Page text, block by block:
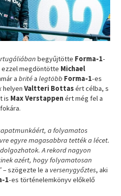
begyűjtötte Forma-1-
ezzel megdöntötte Michael
abritéalegtöbb Forma-1-es
helyenValtteri Bottasért célba, s
is Max Verstappenért még fel a
a folyamatos
egyre magasabbra tették a lécet.
A rekord nagyon
azért, hogy folyamatosan
– szögezte le a versenygyőztes, aki
1-es történelemkönyv előkelő